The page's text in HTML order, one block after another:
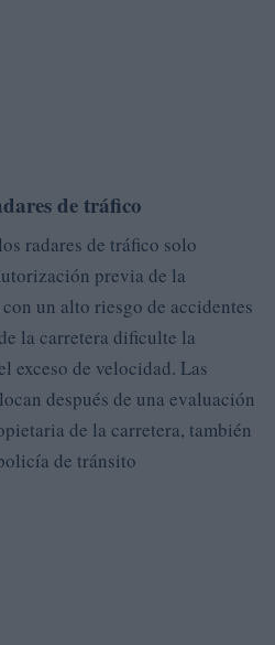
de tráfico
radares de tráfico solo
previa de la
un alto riesgo de accidentes
la carretera dificulte la
exceso de velocidad. Las
después de una evaluación
de la carretera, también
de tránsito